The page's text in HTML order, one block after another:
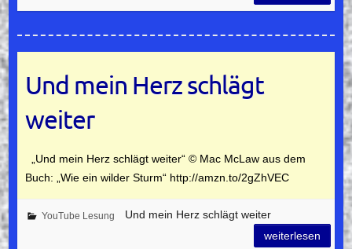
Und mein Herz schlägt
weiter
„Und mein Herz schlägt weiter“ © Mac McLaw aus dem
Buch: „Wie ein wilder Sturm“ http://amzn.to/2gZhVEC
YouTube Lesung
Und mein Herz schlägt weiter
weiterlesen